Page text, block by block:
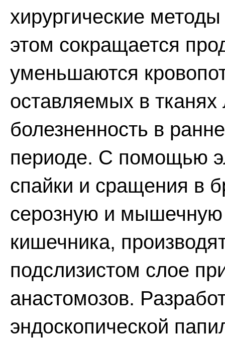
хирургические
этом сокращается
уменьшаются
оставляемых в
болезненность в
периоде. С помощью
спайки и сращения в
серозную и мышечную
кишечника,
подслизистом слое
анастомозов.
эндоскопической